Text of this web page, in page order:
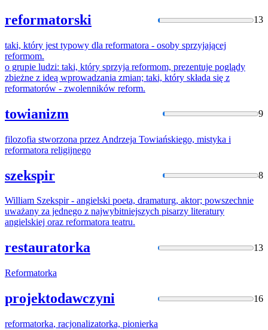
reformatorski 13
taki, który jest typowy dla reformatora - osoby sprzyjającej
reformom.
o grupie ludzi: taki, który sprzyja reformom, prezentuje poglądy
zbieżne z ideą wprowadzania zmian; taki, który składa się z
reformatorów - zwolenników reform.
towianizm 9
filozofia stworzona przez Andrzeja Towiańskiego, mistyka i
reformatora religijnego
szekspir 8
William Szekspir - angielski poeta, dramaturg, aktor; powszechnie
uważany za jednego z najwybitniejszych pisarzy literatury
angielskiej oraz reformatora teatru.
restauratorka 13
Reformatorka
projektodawczyni 16
reformatorka, racjonalizatorka, pionierka